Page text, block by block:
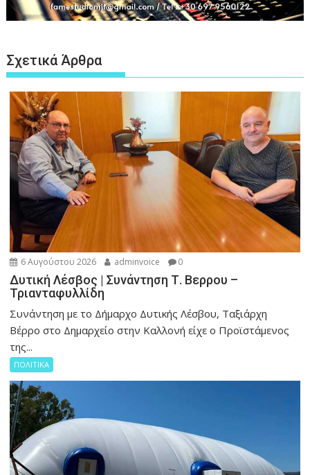
Σχετικά Άρθρα
6 Αυγούστου 2026 adminvoice 0
Δυτική Λέσβος | Συνάντηση Τ. Βερρου –
Τριανταφυλλίδη
Συνάντηση με το Δήμαρχο Δυτικής Λέσβου, Ταξιάρχη
Βέρρο στο Δημαρχείο στην Καλλονή είχε ο Προϊστάμενος
της...
ΠΟΛΙΤΙΚΑ